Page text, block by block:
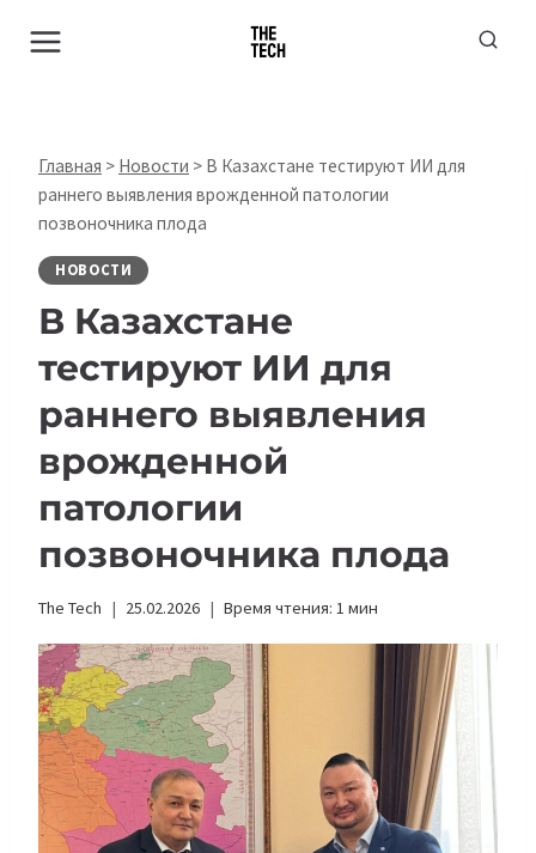
Главная > Новости > В Казахстане тестируют ИИ для
раннего выявления врожденной патологии
позвоночника плода
НОВОСТИ
В Казахстане
тестируют ИИ для
раннего выявления
врожденной
патологии
позвоночника плода
The Tech 25.02.2026 Время чтения: 1 мин